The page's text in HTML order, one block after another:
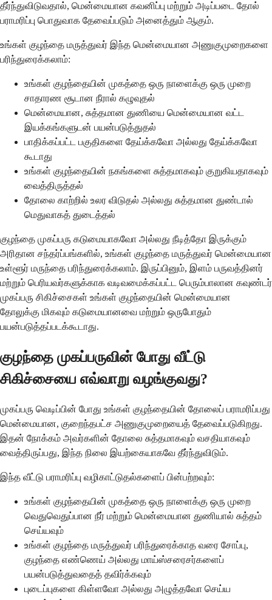
தீர்ந்துவிடுவதால், மென்மையான கவனிப்பு மற்றும் அடிப்படை தோல்
பராமரிப்பு பொதுவாக தேவைப்படும் அனைத்தும் ஆகும்.
உங்கள் குழந்தை மருத்துவர் இந்த மென்மையான அணுகுமுறைகளை
பரிந்துரைக்கலாம்:
உங்கள் குழந்தையின் முகத்தை ஒரு நாளைக்கு ஒரு முறை
சாதாரண சூடான நீரால் கழுவுதல்
மென்மையான, சுத்தமான துணியை மென்மையான வட்ட
இயக்கங்களுடன் பயன்படுத்துதல்
பாதிக்கப்பட்ட பகுதிகளை தேய்க்கவோ அல்லது தேய்க்கவோ
கூடாது
உங்கள் குழந்தையின் நகங்களை சுத்தமாகவும் குறுகியதாகவும்
வைத்திருத்தல்
தோலை காற்றில் உலர விடுதல் அல்லது சுத்தமான துண்டால்
மெதுவாகத் துடைத்தல்
குழந்தை முகப்பரு கடுமையாகவோ அல்லது நீடித்தோ இருக்கும்
அரிதான சந்தர்ப்பங்களில், உங்கள் குழந்தை மருத்துவர் மென்மையான
உள்ளூர் மருந்தை பரிந்துரைக்கலாம். இருப்பினும், இளம் பருவத்தினர்
மற்றும் பெரியவர்களுக்காக வடிவமைக்கப்பட்ட பெரும்பாலான கவுண்டர்
முகப்பரு சிகிச்சைகள் உங்கள் குழந்தையின் மென்மையான
தோலுக்கு மிகவும் கடுமையானவை மற்றும் ஒருபோதும்
பயன்படுத்தப்படக்கூடாது.
குழந்தை முகப்பருவின் போது வீட்டு
சிகிச்சையை எவ்வாறு வழங்குவது?
முகப்பரு வெடிப்பின் போது உங்கள் குழந்தையின் தோலைப் பராமரிப்பது
மென்மையான, குறைந்தபட்ச அணுகுமுறையைத் தேவைப்படுகிறது.
இதன் நோக்கம் அவர்களின் தோலை சுத்தமாகவும் வசதியாகவும்
வைத்திருப்பது, இந்த நிலை இயற்கையாகவே தீர்ந்துவிடும்.
இந்த வீட்டு பராமரிப்பு வழிகாட்டுதல்களைப் பின்பற்றவும்:
உங்கள் குழந்தையின் முகத்தை ஒரு நாளைக்கு ஒரு முறை
வெதுவெதுப்பான நீர் மற்றும் மென்மையான துணியால் சுத்தம்
செய்யவும்
உங்கள் குழந்தை மருத்துவர் பரிந்துரைக்காத வரை சோப்பு,
குழந்தை எண்ணெய் அல்லது மாய்ஸ்சரைசர்களைப்
பயன்படுத்துவதைத் தவிர்க்கவும்
புடைப்புகளை கிள்ளவோ அல்லது அழுத்தவோ செய்ய